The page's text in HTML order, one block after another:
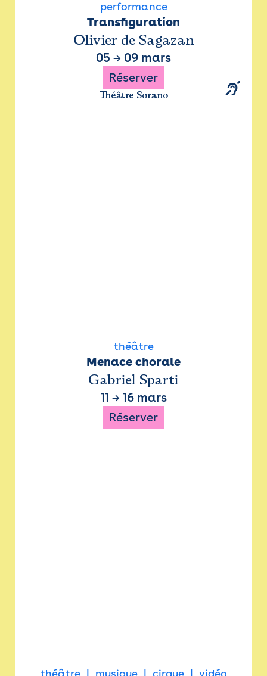
performance
Transfiguration
Olivier de Sagazan
05 → 09 mars
Réserver
Théâtre Sorano
théâtre
Menace chorale
Gabriel Sparti
11 → 16 mars
Réserver
théâtre musique cirque vidéo